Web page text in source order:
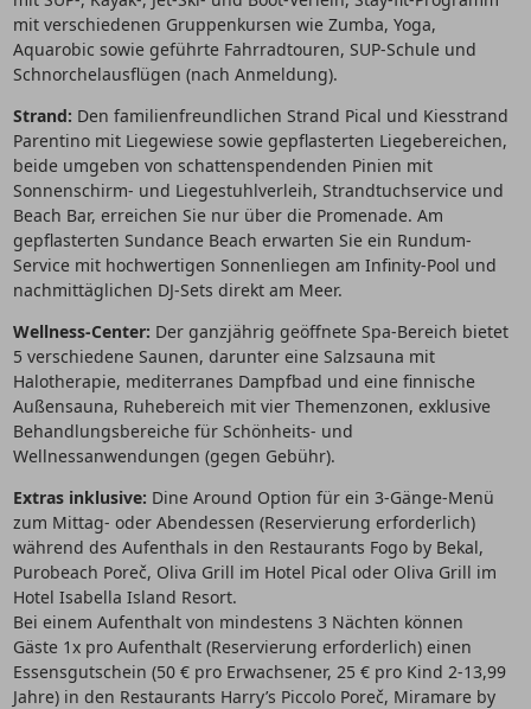
mit verschiedenen Gruppenkursen wie Zumba, Yoga,
Aquarobic sowie geführte Fahrradtouren, SUP-Schule und
Schnorchelausflügen (nach Anmeldung).
Strand: Den familienfreundlichen Strand Pical und Kiesstrand
Parentino mit Liegewiese sowie gepflasterten Liegebereichen,
beide umgeben von schattenspendenden Pinien mit
Sonnenschirm- und Liegestuhlverleih, Strandtuchservice und
Beach Bar, erreichen Sie nur über die Promenade. Am
gepflasterten Sundance Beach erwarten Sie ein Rundum-
Service mit hochwertigen Sonnenliegen am Infinity-Pool und
nachmittäglichen DJ-Sets direkt am Meer.
Wellness-Center: Der ganzjährig geöffnete Spa-Bereich bietet
5 verschiedene Saunen, darunter eine Salzsauna mit
Halotherapie, mediterranes Dampfbad und eine finnische
Außensauna, Ruhebereich mit vier Themenzonen, exklusive
Behandlungsbereiche für Schönheits- und
Wellnessanwendungen (gegen Gebühr).
Extras inklusive: Dine Around Option für ein 3-Gänge-Menü
zum Mittag- oder Abendessen (Reservierung erforderlich)
während des Aufenthals in den Restaurants Fogo by Bekal,
Purobeach Poreč, Oliva Grill im Hotel Pical oder Oliva Grill im
Hotel Isabella Island Resort.
Bei einem Aufenthalt von mindestens 3 Nächten können
Gäste 1x pro Aufenthalt (Reservierung erforderlich) einen
Essensgutschein (50 € pro Erwachsener, 25 € pro Kind 2-13,99
Jahre) in den Restaurants Harry’s Piccolo Poreč, Miramare by